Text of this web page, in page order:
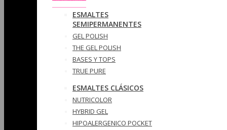
ESMALTES
SEMIPERMANENTES
GEL POLISH
THE GEL POLISH
BASES Y‎ TOPS
TRUE PURE
ESMALTES CLÁSICOS
NUTRICOLOR
HYBRID GEL
HIPOALERGENICO POCKET